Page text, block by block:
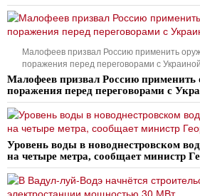
Малофеев призвал Россию применить
поражения перед переговорами с Украиной
Малофеев призвал Россию применить
поражения перед переговорами с
Уровень воды в новоднестровском
на четыре метра, сообщает министр